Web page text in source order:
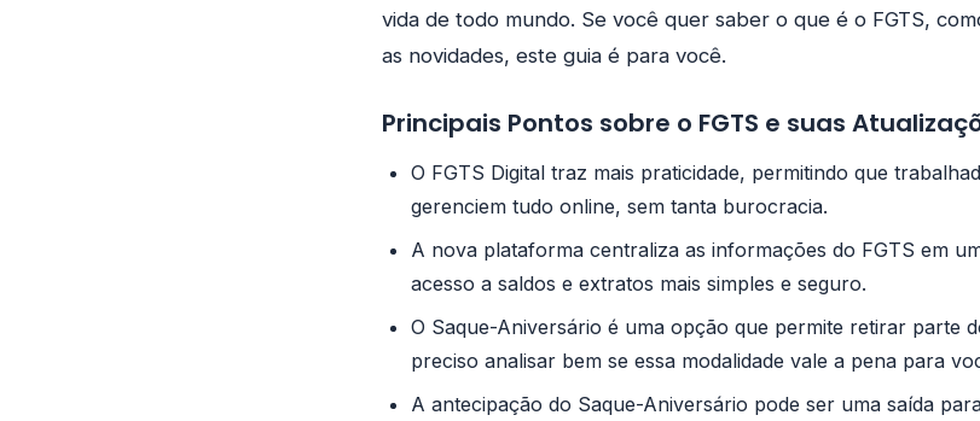
vida de todo mundo. Se você quer saber o que é o FGTS,
as novidades, este guia é para você.
Principais Pontos sobre o FGTS e suas
O FGTS Digital traz mais praticidade, permitindo que
gerenciem tudo online, sem tanta burocracia.
A nova plataforma centraliza as informações do FGTS em
acesso a saldos e extratos mais simples e seguro.
O Saque-Aniversário é uma opção que permite retirar parte
preciso analisar bem se essa modalidade vale a pena para
A antecipação do Saque-Aniversário pode ser uma saída